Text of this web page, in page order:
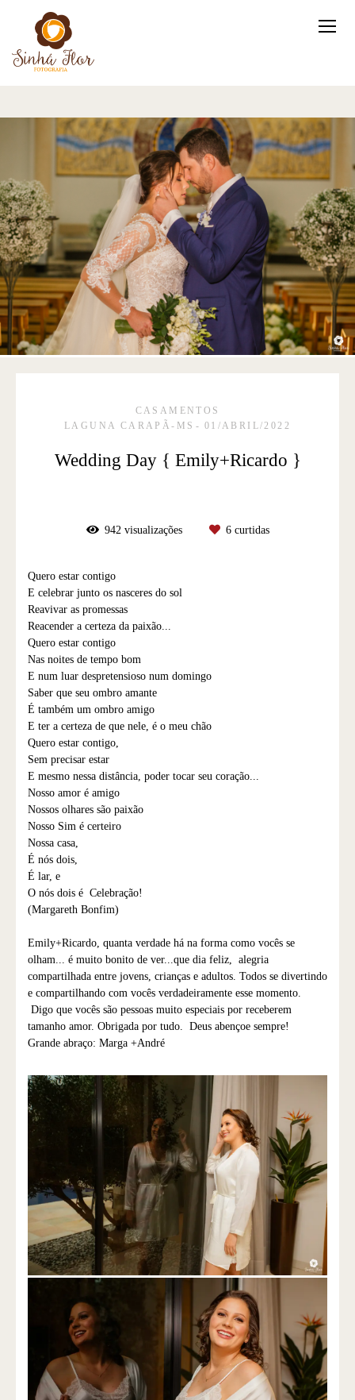
CASAMENTOS
LAGUNA CARAPÃ-MS
01/ABRIL/2022
Wedding Day { Emily+Ricardo }
942 visualizações 6curtidas
Quero estar contigo
E celebrar junto os nasceres do sol
Reavivar as promessas
Reacender a certeza da paixão...
Quero estar contigo
Nas noites de tempo bom
E num luar despretensioso num domingo
Saber que seu ombro amante
É também um ombro amigo
E ter a certeza de que nele, é o meu chão
Quero estar contigo,
Sem precisar estar
E mesmo nessa distância, poder tocar seu coração...
Nosso amor é amigo
Nossos olhares são paixão
Nosso Sim é certeiro
Nossa casa,
É nós dois,
É lar, e
O nós dois é Celebração!
(Margareth Bonfim)
Emily+Ricardo, quanta verdade há na forma como vocês se
olham... é muito bonito de ver...que dia feliz, alegria
compartilhada entre jovens, crianças e adultos. Todos se divertindo
e compartilhando com vocês verdadeiramente esse momento.
Digo que vocês são pessoas muito especiais por receberem
tamanho amor. Obrigada por tudo. Deus abençoe sempre!
Grande abraço: Marga +André